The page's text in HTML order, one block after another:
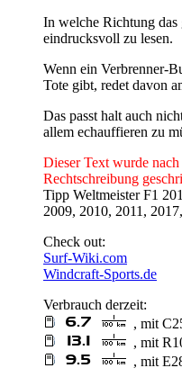
In welche Richtung
eindrucksvoll zu lesen.
Wenn ein Verbrenner-
Tote gibt, redet davon
Das passt halt auch
allem echauffieren zu
Dieser Text wurde
Rechtschreibung
Tipp Weltmeister F1
2009, 2010, 2011,
Check out:
Surf-Wiki.com
Windcraft-Sports.de
Verbrauch derzeit:
, mit
, mit
, mit